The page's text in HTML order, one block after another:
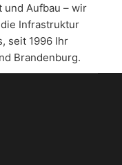
und Aufbau – wir
Infrastruktur
seit 1996 Ihr
Brandenburg.